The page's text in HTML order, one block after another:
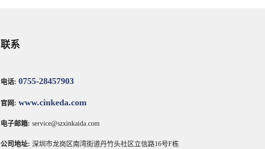
鑫凯达官网自动化零部件一站式工业用品采购服
务商为客户提供滚珠丝杆、滚珠丝杠、压轧滚珠
联系
电话:0755-28457903
官网:www.cinkeda.com
电子邮箱:service@szxinkaida.com
公司地址:深圳市龙岗区南湾街道丹竹头社区立信路16号F栋